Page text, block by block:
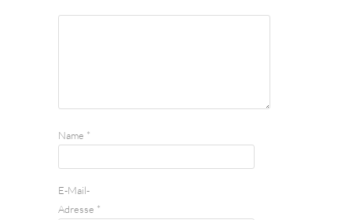
Name *
E-Mail-
Adresse *